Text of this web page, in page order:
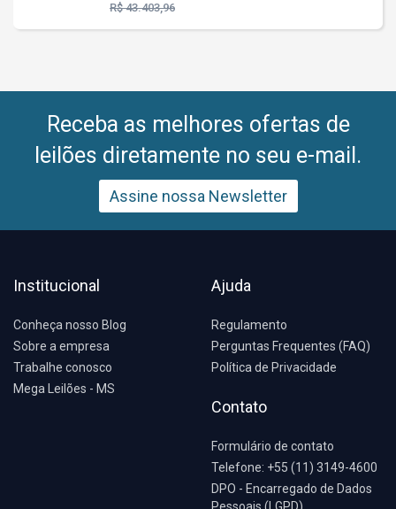
R$ 43.403,96
Receba as melhores ofertas de
leilões diretamente no seu e-mail.
Assine nossa Newsletter
Institucional
Conheça nosso Blog
Sobre a empresa
Trabalhe conosco
Mega Leilões - MS
Ajuda
Regulamento
Perguntas Frequentes (FAQ)
Política de Privacidade
Contato
Formulário de contato
Telefone: +55 (11) 3149-4600
DPO - Encarregado de Dados